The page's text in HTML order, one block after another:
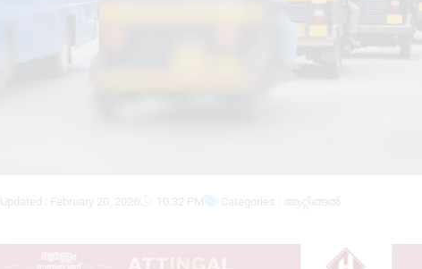
Updated : February 20, 2026 10:32 PM Categories : ആറ്റിങ്ങൽ